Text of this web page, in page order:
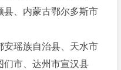
县、内蒙古鄂尔多斯市
安瑶族自治县、天水市
们市、达州市宣汉县